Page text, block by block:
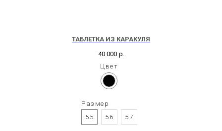
ТАБЛЕТКА ИЗ КАРАКУЛЯ
40 000 р.
Цвет
Размер
55
56 57